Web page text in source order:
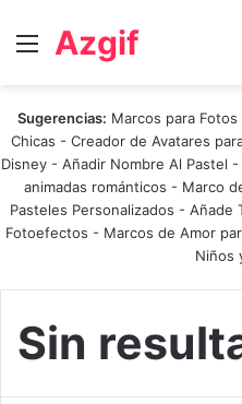
Menú
Azgif
Sugerencias: Marcos para Fotos
Chicas - Creador de Avatares
Disney - Añadir Nombre Al Pastel -
animadas románticos - Marco
Pasteles Personalizados - Añade
Fotoefectos - Marcos de Amor
Niños
Sin